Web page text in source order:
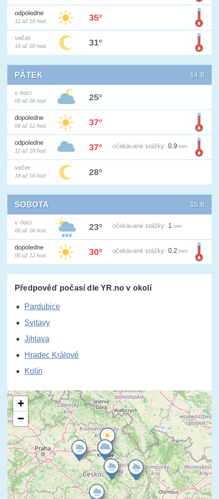
odpoledne
12 až 18 hod. 35°
večer
18 až 00 hod. 31°
PÁTEK 14.8.
v noci
00 až 06 hod. 25°
dopoledne
06 až 12 hod. 37°
odpoledne
12 až 18 hod. 37° očekávané srážky: 0.9 mm
večer
18 až 00 hod. 28°
SOBOTA 15.8.
v noci
00 až 06 hod. 23° očekávané srážky: 1 mm
dopoledne
06 až 12 hod. 30° očekávané srážky: 0.2 mm
Předpověď počasí dle YR.no v okolí
Pardubice
Svitavy
Jihlava
Hradec Králové
Kolín
+
−